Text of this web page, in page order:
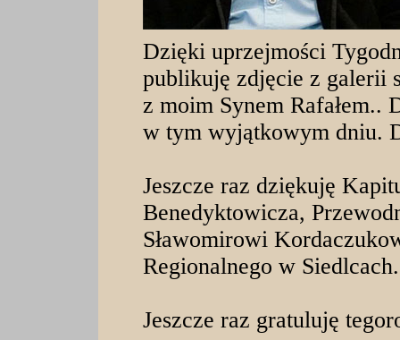
Dzięki uprzejmości
publikuję zdjęcie z galerii
z moim Synem Rafałem..
w tym wyjątkowym dniu.
Jeszcze raz dziękuję
Benedyktowicza,
Sławomirowi
Regionalnego w
Jeszcze raz gratuluję